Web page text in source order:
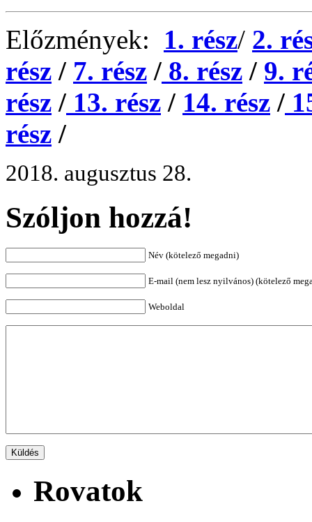
Előzmények: 1. rész/ 2.
rész / 7. rész / 8. rész / 9.
rész / 13. rész / 14. rész /
rész /
2018. augusztus 28.
Szóljon hozzá!
Név (kötelező megadni)
E-mail (nem lesz nyilvános) (kötelező
Weboldal
Rovatok